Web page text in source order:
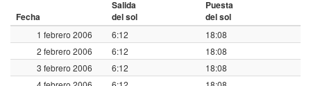
Fecha
Salida
del sol
Puesta
del sol
1 febrero 2006 6:12
18:08
2 febrero 2006
6:12
18:08
3 febrero 2006
6:12
18:08